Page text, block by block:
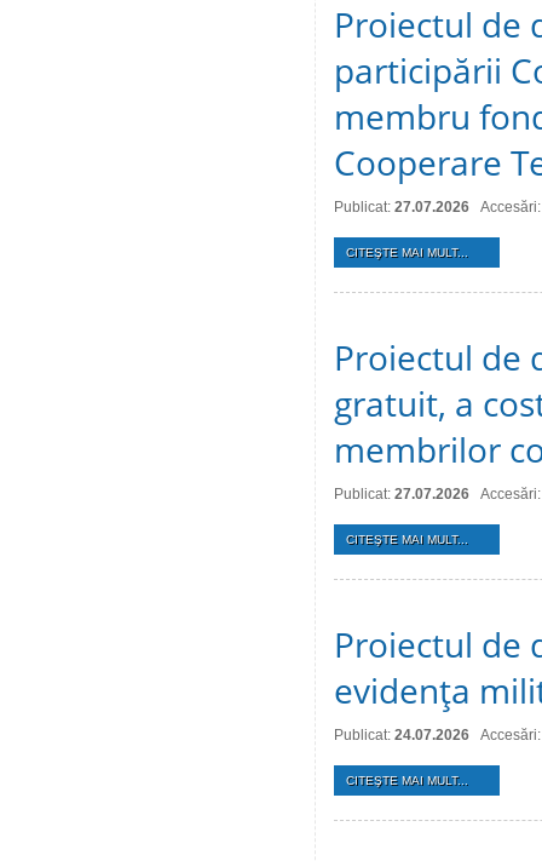
Proiectul de
participării
membru
Cooperare
Publicat: 27.07.2026
CITEŞTE MAI MULT...
Proiectul de
gratuit, a
membrilor
Publicat: 27.07.2026
CITEŞTE MAI MULT...
Proiectul de
evidenţa
Publicat: 24.07.2026
CITEŞTE MAI MULT...